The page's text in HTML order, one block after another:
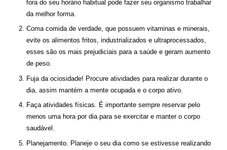
fora do seu horário habitual pode fazer seu organismo trabalhar
da melhor forma.
Coma comida de verdade, que possuem vitaminas e minerais,
evite os alimentos fritos, industrializados e ultraprocessados,
esses são os mais prejudiciais para a saúde e geram aumento
de peso.
Fuja da ociosidade! Procure atividades para realizar durante o
dia, assim mantém a mente ocupada e o corpo ativo.
Faça atividades físicas. É importante sempre reservar pelo
menos uma hora por dia para se exercitar e manter o corpo
saudável.
Planejamento. Planeje o seu dia como se estivesse realizando